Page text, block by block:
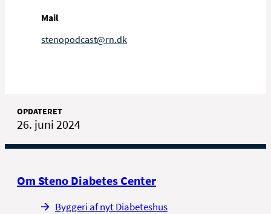
Mail
stenopodcast@rn.dk
OPDATERET
26. juni 2024
Om Steno Diabetes Center
Byggeri af nyt Diabeteshus